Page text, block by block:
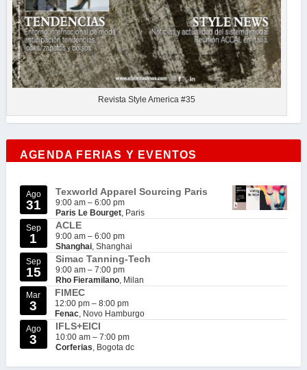
Revista Style America #35
AGENDA FERIAS Y EVENTOS
Ago
31
Texworld Apparel Sourcing Paris
9:00 am – 6:00 pm
Paris Le Bourget, Paris
Sep
1
ACLE
9:00 am – 6:00 pm
Shanghai, Shanghai
Sep
15
Simac Tanning-Tech
9:00 am – 7:00 pm
Rho Fieramilano, Milan
Mar
3
FIMEC
12:00 pm – 8:00 pm
Fenac, Novo Hamburgo
Ago
3
IFLS+EICI
10:00 am – 7:00 pm
Corferias, Bogota dc